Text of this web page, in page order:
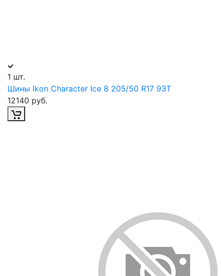
1 шт.
Шины Ikon Character Ice 8 205/50 R17 93T
12140 руб.